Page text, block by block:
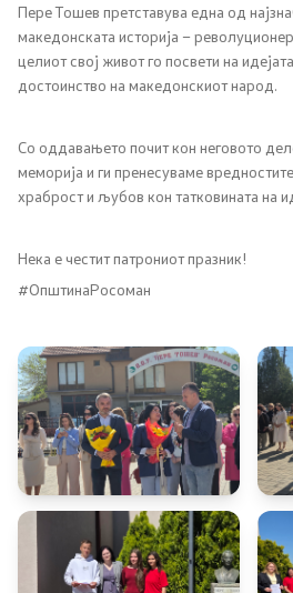
Односи со јавност
Соопштенија
Службен гласник
Пристап до информации од
Пријави проблем
Јавни огласи
Пере Тошев претставува една од
македонската историја –
целиот свој живот го посвети на
достоинство на македонскиот народ.
Со оддавањето почит кон неговото
меморија и ги пренесуваме
храброст и љубов кон татковината на
Нека е честит патрониот празник!
#ОпштинаРосоман